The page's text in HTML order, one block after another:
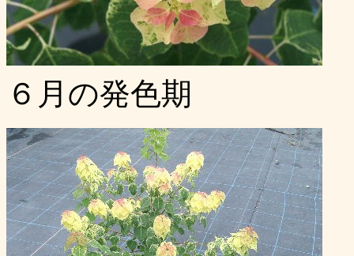
６月の発色期